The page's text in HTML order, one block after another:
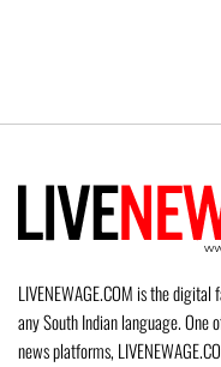
LIVENEWAGE.COM is the
any South Indian language. One
news platforms,